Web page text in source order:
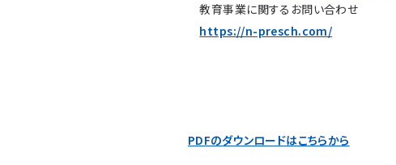
教育事業に関するお問い合わせ
https://n-presch.com/
PDFのダウンロードはこちらから